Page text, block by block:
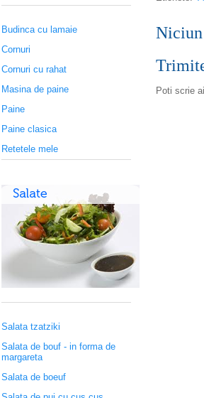
Poti scrie
Budinca cu lamaie
Cornuri
Cornuri cu rahat
Masina de paine
Paine
Paine clasica
Retetele mele
Salata tzatziki
Salata de bouf - in forma de
margareta
Salata de boeuf